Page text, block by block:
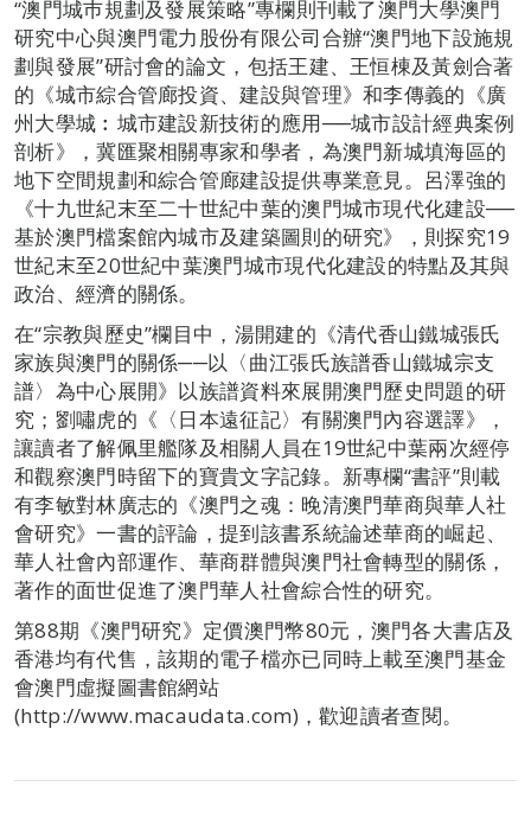
“澳門城巿規劃及發展策略”專欄則刊載了澳門大學澳門
研究中心與澳門電力股份有限公司合辦“澳門地下設施規
劃與發展”研討會的論文，包括王建、王恒棟及黃劍合著
的《城市綜合管廊投資、建設與管理》和李傳義的《廣
州大學城︰城市建設新技術的應用──城市設計經典案例
剖析》，冀匯聚相關專家和學者，為澳門新城填海區的
地下空間規劃和綜合管廊建設提供專業意見。呂澤強的
《十九世紀末至二十世紀中葉的澳門城市現代化建設──
基於澳門檔案館內城市及建築圖則的研究》，則探究19
世紀末至20世紀中葉澳門城市現代化建設的特點及其與
政治、經濟的關係。
在“宗教與歷史”欄目中，湯開建的《清代香山鐵城張氏
家族與澳門的關係──以〈曲江張氏族譜香山鐵城宗支
譜〉為中心展開》以族譜資料來展開澳門歷史問題的研
究；劉嘯虎的《〈日本遠征記〉有關澳門內容選譯》，
讓讀者了解佩里艦隊及相關人員在19世紀中葉兩次經停
和觀察澳門時留下的寶貴文字記錄。新專欄“書評”則載
有李敏對林廣志的《澳門之魂：晚清澳門華商與華人社
會研究》一書的評論，提到該書系統論述華商的崛起、
華人社會內部運作、華商群體與澳門社會轉型的關係，
著作的面世促進了澳門華人社會綜合性的研究。
第88期《澳門研究》定價澳門幣80元，澳門各大書店及
香港均有代售，該期的電子檔亦已同時上載至澳門基金
會澳門虛擬圖書館網站
(http://www.macaudata.com)，歡迎讀者查閱。